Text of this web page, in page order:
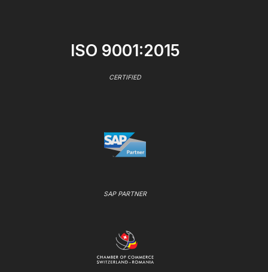
ISO 9001:2015
CERTIFIED
SAP PARTNER